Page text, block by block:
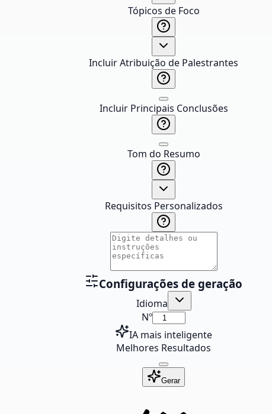
Tópicos de Foco
Incluir Atribuição de Palestrantes
Incluir Principais Conclusões
Tom do Resumo
Requisitos Personalizados
Configurações de geração
Idioma
Nº
IA mais inteligente
Melhores Resultados
Gerar